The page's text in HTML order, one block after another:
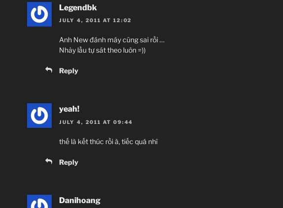
Legendbk
JULY 4, 2011 AT 12:02
Anh New đánh máy cũng sai rồi …
Nhảy lầu tự sát theo luôn =))
Reply
yeah!
JULY 4, 2011 AT 09:44
thế là kết thúc rồi à, tiếc quá nhĩ
Reply
Danihoang